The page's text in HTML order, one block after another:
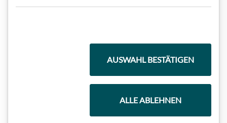
AUSWAHL BESTÄTIGEN
ALLE ABLEHNEN